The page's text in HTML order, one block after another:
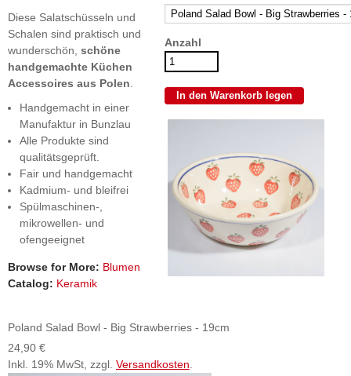
Diese Salatschüsseln und
Schalen sind praktisch und
wunderschön, schöne
handgemachte Küchen
Accessoires aus Polen
Handgemacht in einer
Manufaktur in Bunzlau
Alle Produkte sind
qualitätsgeprüft.
Fair und handgemacht
Kadmium- und bleifrei
Spülmaschinen-,
mikrowellen- und
ofengeeignet
Browse for More: Blumen
Catalog: Keramik
Anzahl
Poland Salad Bowl - Big Strawberries - 19cm
24,90 €
Inkl. 19% MwSt, zzgl. Versandkosten.